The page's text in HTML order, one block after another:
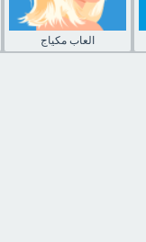
العاب مكياج